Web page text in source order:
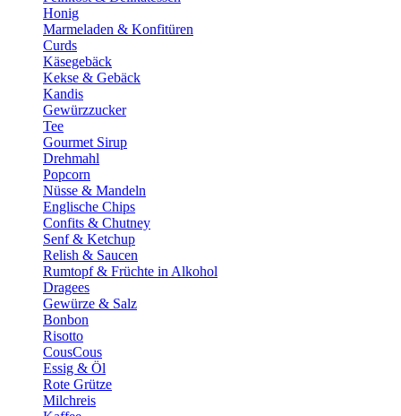
Honig
Marmeladen & Konfitüren
Curds
Käsegebäck
Kekse & Gebäck
Kandis
Gewürzzucker
Tee
Gourmet Sirup
Drehmahl
Popcorn
Nüsse & Mandeln
Englische Chips
Confits & Chutney
Senf & Ketchup
Relish & Saucen
Rumtopf & Früchte in Alkohol
Dragees
Gewürze & Salz
Bonbon
Risotto
CousCous
Essig & Öl
Rote Grütze
Milchreis